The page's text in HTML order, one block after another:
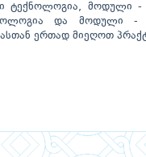
ტექნოლოგია, მოდული
და მოდული -
ერთად მიეღოთ